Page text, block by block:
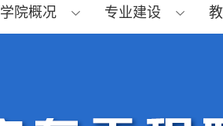
学院概况 专业建设